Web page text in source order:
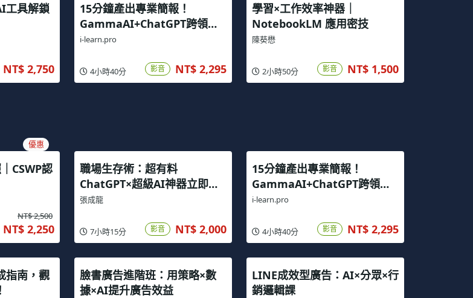
工具解鎖
NT$ 2,750
15分鐘產出專業簡報！
GammaAI+ChatGPT跨領域
高效實戰攻略
i-learn.pro
4小時40分 影音 NT$ 2,295
學習×工作效率神器｜
NotebookLM 應用密技
陳葵懋
2小時50分 影音 NT$ 1,500
優惠
CSWP認
NT$ 2,500
NT$ 2,250
職場生存術：超有料
ChatGPT×超級AI神器立即上
手指南
張成龍
7小時15分 影音 NT$ 2,000
15分鐘產出專業簡報！
GammaAI+ChatGPT跨領域
高效實戰攻略
i-learn.pro
4小時40分 影音 NT$ 2,295
指南，觀
臉書廣告進階班：用策略×數
據×AI提升廣告效益
LINE成效型廣告：AI×分眾×行
銷邏輯課